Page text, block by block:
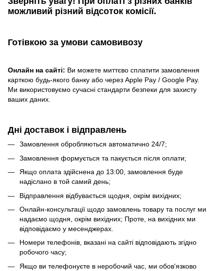
можливий різний відсоток комісії.
Готівкою за умови самовивозу
Онлайн на сайті: Ви можете миттєво сплатити замовлення
карткою будь-якого банку або через Apple Pay / Google Pay.
Ми використовуємо сучасні стандарти безпеки для захисту
ваших даних.
Дні доставок і відправлень
Замовлення обробляються автоматично 24/7;
Замовлення формується та пакується після оплати;
Якщо оплата здійснена до 13:00, замовлення буде
надіслано в той самий день;
Відправлення відбувається щодня, окрім вихідних;
Онлайн-консультації щодо замовлень товару та послуг ми
надаємо щодня, окрім вихідних; Проте, на вихідних ми
відповідаємо у месенджерах.
Номери телефонів, вказані на сайті відповідають згідно
робочого часу;
Якщо ви телефонуєте в неробочий час, ми обов'язково